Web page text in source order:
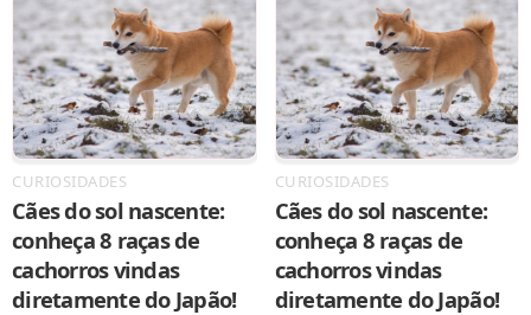
CURIOSIDADES
Cães do sol nascente:
conheça 8 raças de
cachorros vindas
diretamente do Japão!
CURIOSIDADES
Cães do sol nascente:
conheça 8 raças de
cachorros vindas
diretamente do Japão!